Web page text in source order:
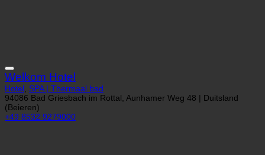
Welkom Hotel
Hotel , SPA | Thermaal bad
94086 Bad Griesbach im Rottal, Aunhamer Weg 48 | Duitsland
(Beieren)
+49 8532 9279000